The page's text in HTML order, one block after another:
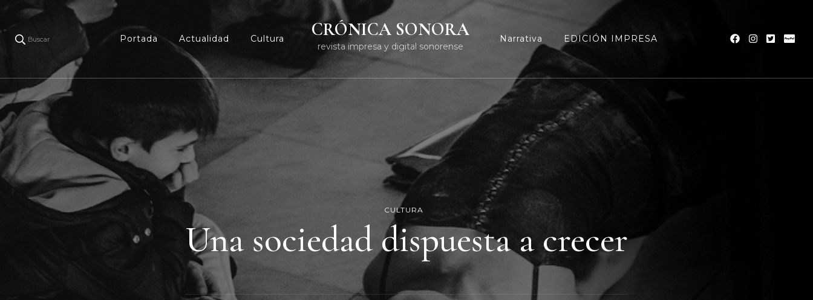
Buscar Portada Actualidad Cultura CRÓNICA SONORA
revista impresa y digital sonorense
Narrativa EDICIÓN IMPRESA
CULTURA
Una sociedad dispuesta a crecer